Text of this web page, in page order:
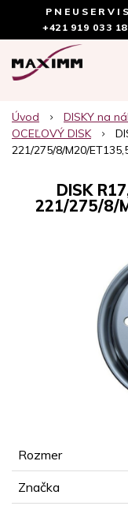
PNEUSERVIS
+421 919 033
Úvod DISKY na
OCEĽOVÝ DISK
221/275/8/M20/
DISK
221/275/8/
Rozmer
Značka